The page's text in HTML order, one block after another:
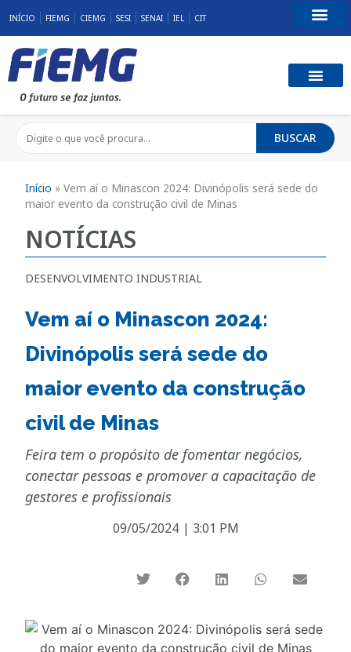
INÍCIO FIEMG CIEMG SESI SENAI IEL CIT
BUSCAR
Início »Vem aí o Minascon 2024: Divinópolis será sede do
maior evento da construção civil de Minas
NOTÍCIAS
DESENVOLVIMENTO INDUSTRIAL
Vem aí o Minascon 2024:
Divinópolis será sede do
maior evento da construção
civil de Minas
Feira tem o propósito de fomentar negócios,
conectar pessoas e promover a capacitação de
gestores e profissionais
09/05/2024 | 3:01 PM